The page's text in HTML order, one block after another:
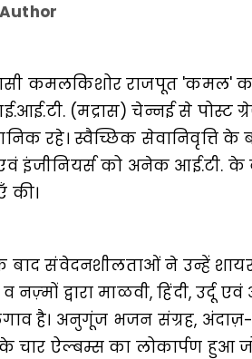
कमलकिशोर राजपूत 'कमल'
(मद्रास) चेन्नई से पोस्ट
रहे। स्वैच्छिक सेवानिवृत्ति
एवं इंजीनियर्स को अनेक आई.टी.
की।
के बाद संवेदनशीलताओं ने उन्हें
नज़्मों द्वारा माळवी, हिंदी, उर्दू
है। अनुगूंज भजन संग्रह,
चार ऐल्बम्स का लोकार्पण हुआ